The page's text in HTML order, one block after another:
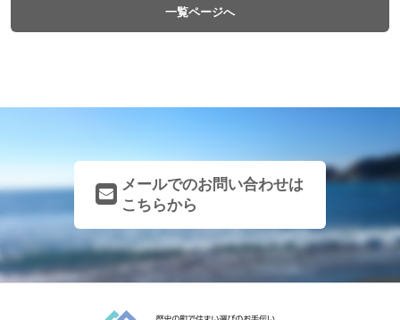
一覧ページへ
メールでのお問い合わせは
こちらから